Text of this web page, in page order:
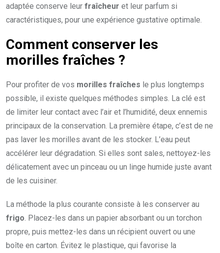
adaptée conserve leur fraîcheur et leur parfum si
caractéristiques, pour une expérience gustative optimale.
Comment conserver les
morilles fraîches ?
Pour profiter de vos morilles fraîches le plus longtemps
possible, il existe quelques méthodes simples. La clé est
de limiter leur contact avec l’air et l’humidité, deux ennemis
principaux de la conservation. La première étape, c’est de ne
pas laver les morilles avant de les stocker. L’eau peut
accélérer leur dégradation. Si elles sont sales, nettoyez-les
délicatement avec un pinceau ou un linge humide juste avant
de les cuisiner.
La méthode la plus courante consiste à les conserver au
frigo. Placez-les dans un papier absorbant ou un torchon
propre, puis mettez-les dans un récipient ouvert ou une
boîte en carton. Évitez le plastique, qui favorise la